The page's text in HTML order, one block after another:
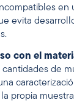
en
evita
con el
de
propia